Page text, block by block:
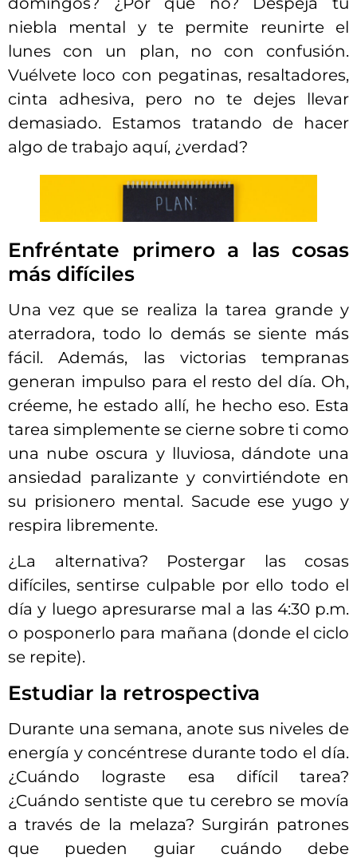
niebla mental y te permite reunirte el
lunes con un plan, no con confusión.
Vuélvete loco con pegatinas, resaltadores,
cinta adhesiva, pero no te dejes llevar
demasiado. Estamos tratando de hacer
algo de trabajo aquí, ¿verdad?
Enfréntate primero a las cosas
más difíciles
Una vez que se realiza la tarea grande y
aterradora, todo lo demás se siente más
fácil. Además, las victorias tempranas
generan impulso para el resto del día. Oh,
créeme, he estado allí, he hecho eso. Esta
tarea simplemente se cierne sobre ti como
una nube oscura y lluviosa, dándote una
ansiedad paralizante y convirtiéndote en
su prisionero mental. Sacude ese yugo y
respira libremente.
¿La alternativa? Postergar las cosas
difíciles, sentirse culpable por ello todo el
día y luego apresurarse mal a las 4:30 p.m.
o posponerlo para mañana (donde el ciclo
se repite).
Estudiar la retrospectiva
Durante una semana, anote sus niveles de
energía y concéntrese durante todo el día.
¿Cuándo lograste esa difícil tarea?
¿Cuándo sentiste que tu cerebro se movía
a través de la melaza? Surgirán patrones
que pueden guiar cuándo debe